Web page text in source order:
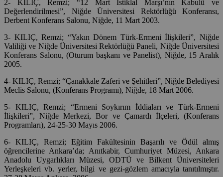
2- KILIÇ, Remzi; “12 Mart İstiklal Marşı’nın Kabulü ve
Değerlendirilmesi”, Niğde Üniversitesi Rektörlüğü Konferansı,
Derbent Konferans Salonu, Niğde, 11 Mart 2003.
3- KILIÇ, Remzi; “Yakın Dönem Türk-Ermeni İlişkileri”, Niğde
Valiliği ve Niğde Üniversitesi Rektörlüğü Paneli, Niğde Üniversitesi
Konferans Salonu, (Oturum başkanı ve Panelist), Niğde, 15 Aralık
2005.
4- KILIÇ, Remzi; “Çanakkale Zaferi ve Şehitleri”, Niğde Belediyesi
Meclis Salonu, (Konferans Programı), Niğde, 18 Mart 2006.
5- KILIÇ, Remzi; “Ermeni Soykırım İddiaları ve Türk-Ermeni
İlişkileri”, Niğde Merkezi, Bor ve Çamardı İlçeleri, (Konferans
Programları), 24-25-30 Mayıs 2006.
6- KILIÇ, Remzi; Eğitim Fakültesinin Başarılı ve Ödül almış
öğrencilerine Ankara’da; Anıtkabir, Cumhuriyet Müzesi, Ankara
Anadolu Uygarlıkları Müzesi, ODTÜ ve Bilkent Üniversiteleri
Yerleşkeleri vb. yerler, bilgi ve gezi-gözlem amacıyla tanıtılmıştır.